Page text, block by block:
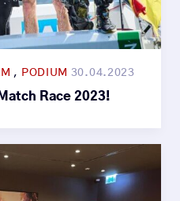
, PODIUM 30.04.2023
Race 2023!